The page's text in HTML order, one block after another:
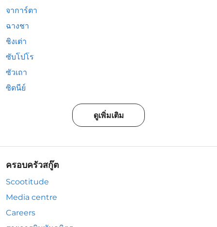
จาการ์ตา
ฉางชา
ชิงเต่า
ซับโปโร
ซัวเถา
ซิดนีย์
ดูเพิ่มเติม
ครอบครัวสกู๊ต
Scootitude
Media centre
Careers